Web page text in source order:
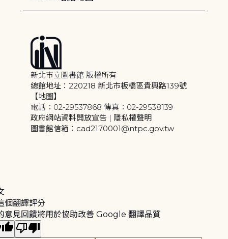
新北市立圖書館 版權所有
總館地址：220218 新北市板橋區貴興路139號
【地圖】
電話：02-29537868 傳真：02-29538139
政府網站資料開放宣告 | 隱私權聲明
圖書館信箱：cad2170001@ntpc.gov.tw
個翻譯評分
意見回饋將用於協助改善 Google 翻譯品質